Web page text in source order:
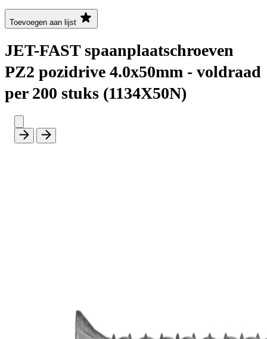
Toevoegen aan lijst
JET-FAST spaanplaatschroeven
PZ2 pozidrive 4.0x50mm - voldraad
per 200 stuks (1134X50N)